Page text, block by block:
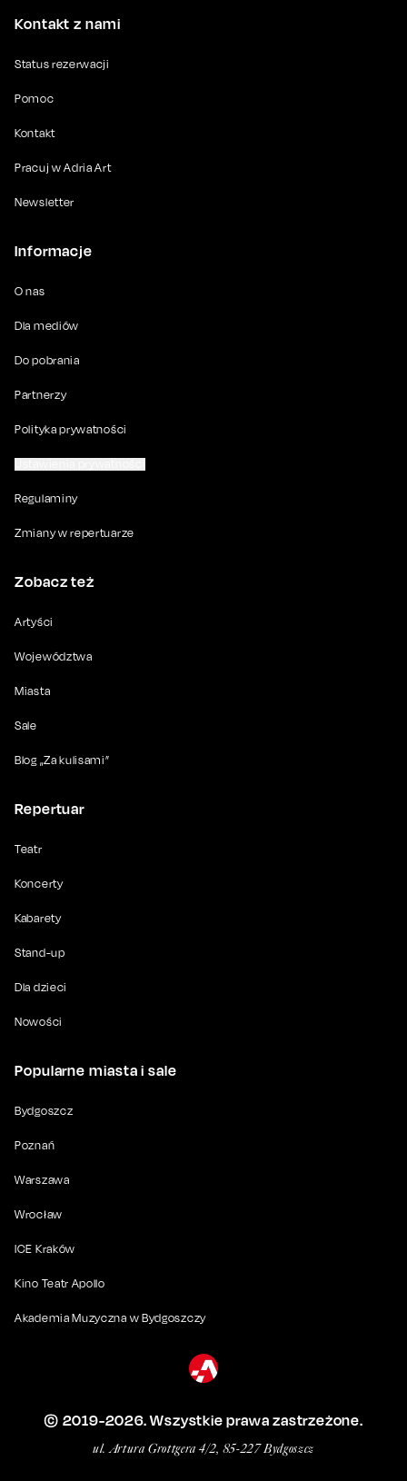
Kontakt z nami
Status rezerwacji
Pomoc
Kontakt
Pracuj w Adria Art
Newsletter
Informacje
O nas
Dla mediów
Do pobrania
Partnerzy
Polityka prywatności
Regulaminy
Zmiany w repertuarze
Zobacz też
Artyści
Województwa
Miasta
Sale
Blog „Za kulisami”
Repertuar
Teatr
Koncerty
Kabarety
Stand-up
Dla dzieci
Nowości
Popularne miasta i sale
Bydgoszcz
Poznań
Warszawa
Wrocław
ICE Kraków
Kino Teatr Apollo
Akademia Muzyczna w Bydgoszczy
© 2019-2026. Wszystkie prawa zastrzeżone.
ul. Artura Grottgera 4/2, 85-227 Bydgoszcz